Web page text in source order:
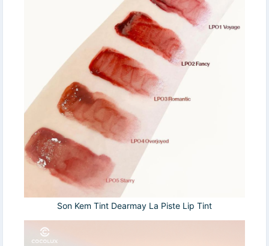
Son Kem Tint Dearmay La Piste Lip Tint